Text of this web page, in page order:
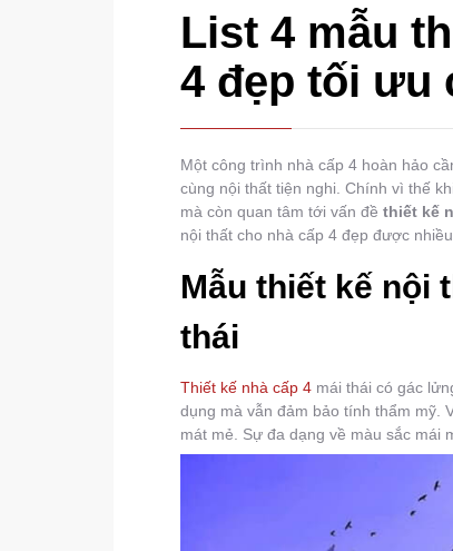
List 4 mẫu
4 đẹp tối ưu
Một công trình nhà cấp 4 hoàn hảo
cùng nội thất tiện nghi. Chính vì thế
mà còn quan tâm tới vấn đề thiết kế
nội thất cho nhà cấp 4 đẹp được
Mẫu thiết kế nội
thái
Thiết kế nhà cấp 4 mái thái có gác
dụng mà vẫn đảm bảo tính thẩm mỹ.
mát mẻ. Sự đa dạng về màu sắc mái